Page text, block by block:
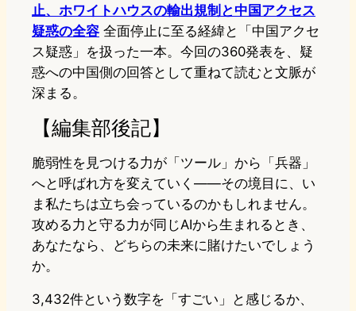
止、ホワイトハウスの輸出規制と中国アクセス
疑惑の全容 全面停止に至る経緯と「中国アクセ
ス疑惑」を扱った一本。今回の360発表を、疑
惑への中国側の回答として重ねて読むと文脈が
深まる。
【編集部後記】
脆弱性を見つける力が「ツール」から「兵器」
へと呼ばれ方を変えていく——その境目に、い
ま私たちは立ち会っているのかもしれません。
攻める力と守る力が同じAIから生まれるとき、
あなたなら、どちらの未来に賭けたいでしょう
か。
3,432件という数字を「すごい」と感じるか、